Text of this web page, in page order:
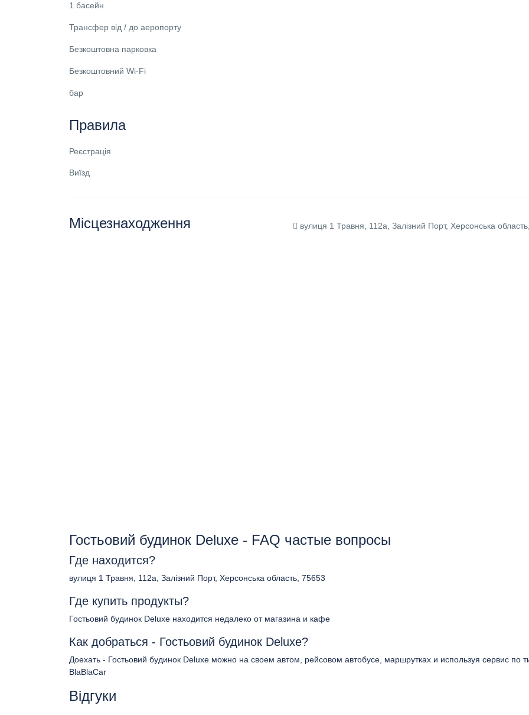
1 басейн
Трансфер від / до аеропорту
Безкоштовна парковка
Безкоштовний Wi-Fi
бар
Правила
Реєстрація
Виїзд
Місцезнаходження вулиця 1 Травня, 112а, Залізний Порт, Херсонська
Гостьовий будинок Deluxe - FAQ частые вопросы
Где находится?
вулиця 1 Травня, 112а, Залізний Порт, Херсонська область, 75653
Где купить продукты?
Гостьовий будинок Deluxe находится недалеко от магазина и кафе
Как добраться - Гостьовий будинок Deluxe?
Доехать - Гостьовий будинок Deluxe можно на своем автом, рейсовом автобусе, маршрутках и используя сервис по
BlaBlaCar
Відгуки